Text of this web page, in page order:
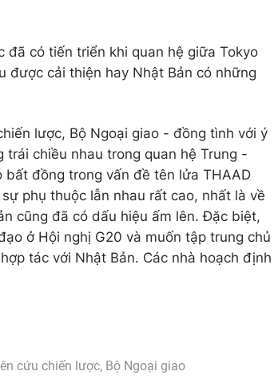
đã có tiến triển khi quan hệ giữa Tokyo
được cải thiện hay Nhật Bản có những
lược, Bộ Ngoại giao - đồng tình với ý
chiều nhau trong quan hệ Trung -
bất đồng trong vấn đề tên lửa THAAD
phụ thuộc lẫn nhau rất cao, nhất là về
cũng đã có dấu hiệu ấm lên. Đặc biệt,
ở Hội nghị G20 và muốn tập trung chủ
tác với Nhật Bản. Các nhà hoạch định
cứu chiến lược, Bộ Ngoại giao